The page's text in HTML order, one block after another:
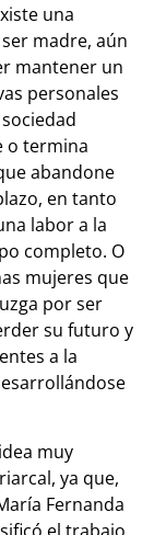
una
madre, aún
mantener un
personales
o termina
abandone
en tanto
labor a la
completo. O
mujeres que
por ser
su futuro y
a la
muy
ya que,
Fernanda